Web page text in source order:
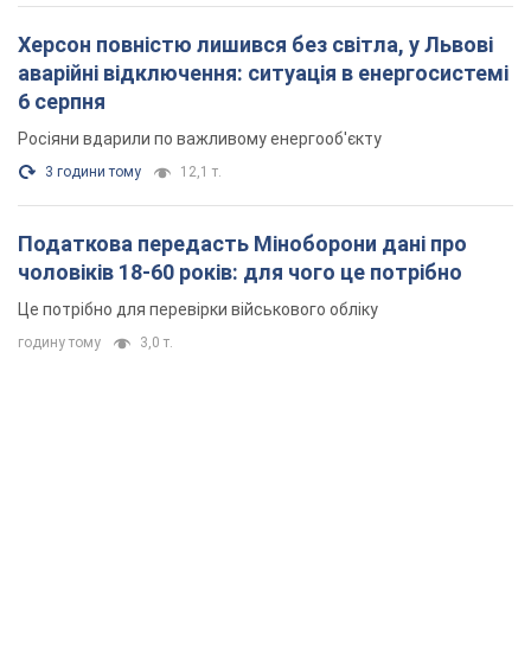
Херсон повністю лишився без світла, у Львові
аварійні відключення: ситуація в енергосистемі
6 серпня
Росіяни вдарили по важливому енергооб'єкту
3 години тому 12,1 т.
Податкова передасть Міноборони дані про
чоловіків 18-60 років: для чого це потрібно
Це потрібно для перевірки військового обліку
годину тому 3,0 т.